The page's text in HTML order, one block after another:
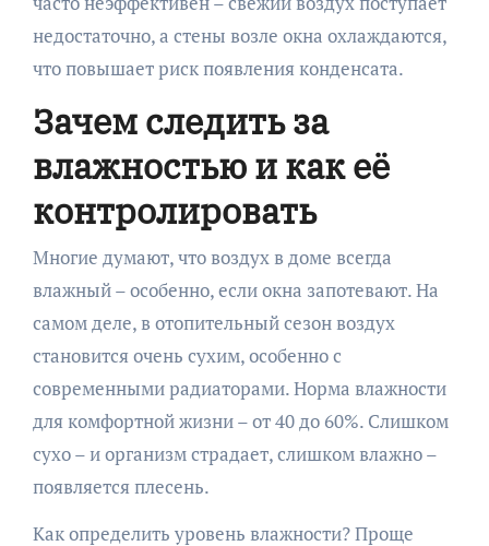
недостаточно, а стены возле окна охлаждаются,
что повышает риск появления конденсата.
Зачем следить за
влажностью и как её
контролировать
Многие думают, что воздух в доме всегда
влажный – особенно, если окна запотевают. На
самом деле, в отопительный сезон воздух
становится очень сухим, особенно с
современными радиаторами. Норма влажности
для комфортной жизни – от 40 до 60%. Слишком
сухо – и организм страдает, слишком влажно –
появляется плесень.
Как определить уровень влажности? Проще